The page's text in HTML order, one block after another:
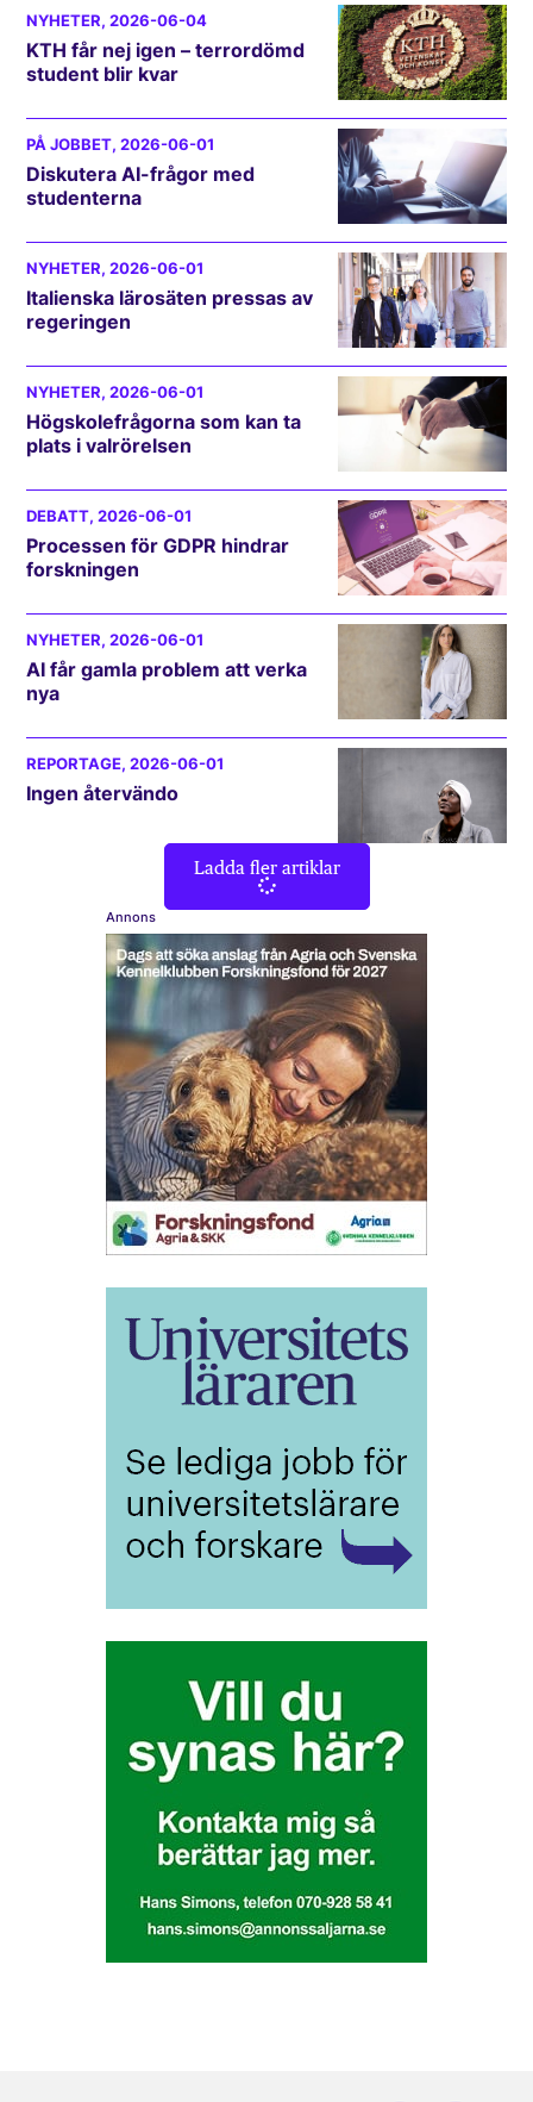
NYHETER, 2026-06-04
KTH får nej igen – terrordömd
student blir kvar
PÅ JOBBET, 2026-06-01
Diskutera AI-frågor med
studenterna
NYHETER, 2026-06-01
Italienska lärosäten pressas av
regeringen
NYHETER, 2026-06-01
Högskolefrågorna som kan ta
plats i valrörelsen
DEBATT, 2026-06-01
Processen för GDPR hindrar
forskningen
NYHETER, 2026-06-01
AI får gamla problem att verka
nya
REPORTAGE, 2026-06-01
Ingen återvändo
Ladda fler artiklar
Annons